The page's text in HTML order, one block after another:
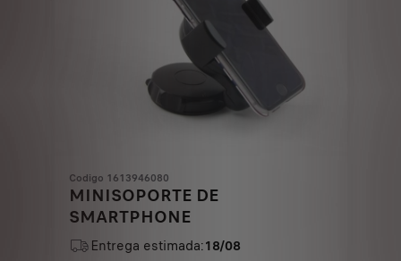
Codigo 1613946080
MINISOPORTE DE
SMARTPHONE
Entrega estimada:18/08